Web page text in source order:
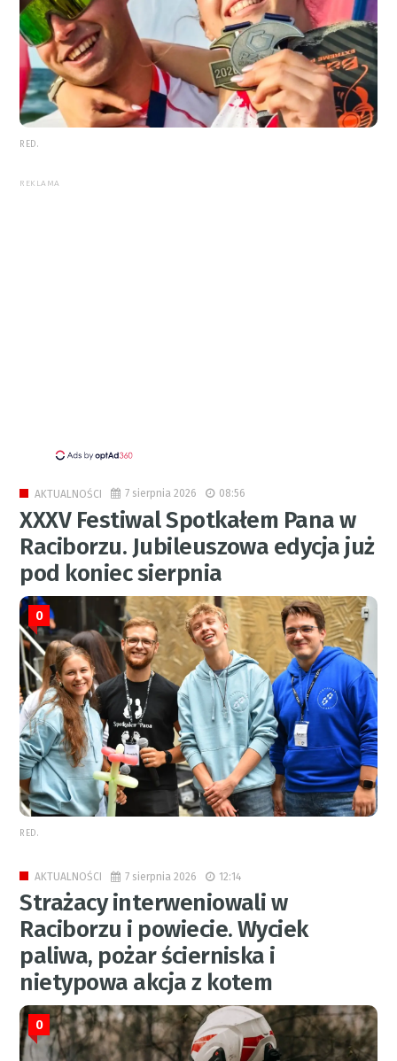
RED.
REKLAMA
AKTUALNOŚCI 7 sierpnia 2026 08:56
XXXV Festiwal Spotkałem Pana w
Raciborzu. Jubileuszowa edycja już
pod koniec sierpnia
0
RED.
AKTUALNOŚCI 7 sierpnia 2026 12:14
Strażacy interweniowali w
Raciborzu i powiecie. Wyciek
paliwa, pożar ścierniska i
nietypowa akcja z kotem
0